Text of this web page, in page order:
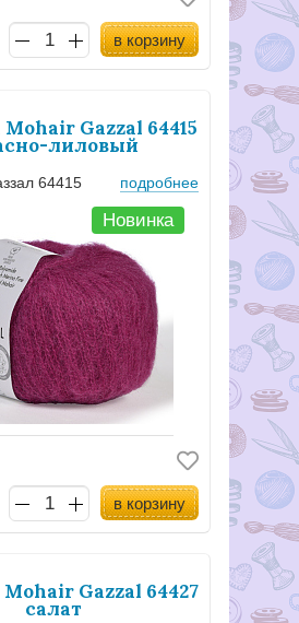
в корзину
Gazzal 64415
лиловый
64415 подробнее
Новинка
в корзину
Gazzal 64427
салат